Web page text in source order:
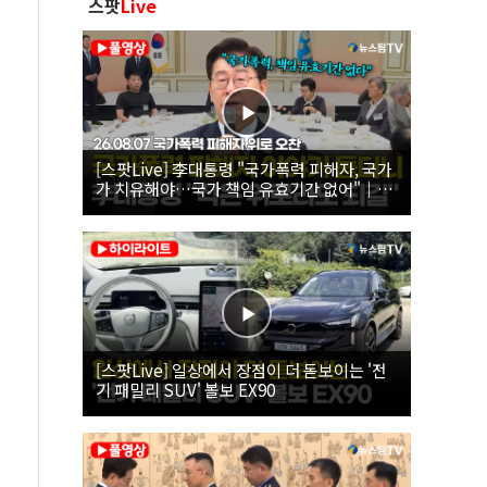
스팟Live
[스팟Live] 李대통령 "국가폭력 피해자, 국가
가 치유해야…국가 책임 유효기간 없어"｜
26.08.07 국가폭력 피해자 위로 오찬
[스팟Live] 일상에서 장점이 더 돋보이는 '전
기 패밀리 SUV' 볼보 EX90